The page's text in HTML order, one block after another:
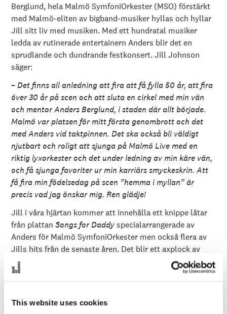
This website uses cookies
Berglund, hela Malmö SymfoniOrkester (MSO) förstärkt
med Malmö-eliten av bigband-musiker hyllas och hyllar
Jill sitt liv med musiken. Med ett hundratal musiker
ledda av rutinerade entertainern Anders blir det en
sprudlande och dundrande festkonsert. Jill Johnson
säger:
– Det finns all anledning att fira att få fylla 50 år, att fira
över 30 år på scen och att sluta en cirkel med min vän
och mentor Anders Berglund, i staden där allt började.
Malmö var platsen för mitt första genombrott och det
med Anders vid taktpinnen. Det ska också bli väldigt
njutbart och roligt att sjunga på Malmö Live med en
riktig lyxorkester och det under ledning av min käre vän,
och få sjunga favoriter ur min karriärs smyckeskrin. Att
få fira min födelsedag på scen ”hemma i myllan” är
precis vad jag önskar mig. Ren glädje!
Jill i våra hjärtan kommer att innehålla ett knippe låtar
från plattan Songs for Daddyspecialarrangerade av
Anders för Malmö SymfoniOrkester men också flera av
Jills hits från de senaste åren. Det blir ett axplock av
Jills favoritlåtar med inslag
av jazz, soul och country
kombinerat med Anders Berglunds helt nya arrangemang
love
och Open your heart